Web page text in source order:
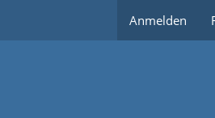
Anmelden